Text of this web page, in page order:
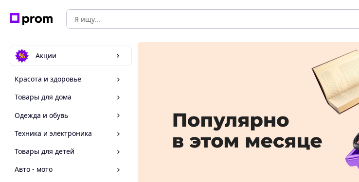
Акции
Красота и здоровье
Товары для дома
Одежда и обувь
Техника и электроника
Товары для детей
Авто - мото